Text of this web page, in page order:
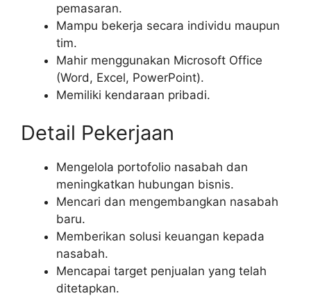
pemasaran.
Mampu bekerja secara individu maupun
tim.
Mahir menggunakan Microsoft Office
(Word, Excel, PowerPoint).
Memiliki kendaraan pribadi.
Detail Pekerjaan
Mengelola portofolio nasabah dan
meningkatkan hubungan bisnis.
Mencari dan mengembangkan nasabah
baru.
Memberikan solusi keuangan kepada
nasabah.
Mencapai target penjualan yang telah
ditetapkan.